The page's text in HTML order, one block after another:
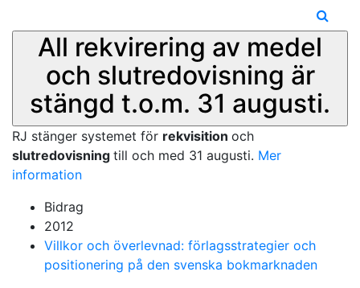
All rekvirering av medel
och slutredovisning är
stängd t.o.m. 31 augusti.
RJ stänger systemet för rekvisition och
slutredovisning till och med 31 augusti. Mer
information
Bidrag
2012
Villkor och överlevnad: förlagsstrategier och
positionering på den svenska bokmarknaden